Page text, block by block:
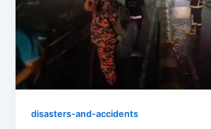
disasters-and-accidents